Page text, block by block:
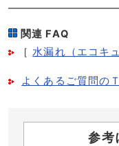
関連 FAQ
［水漏れ（エコキ
よくあるご質問の
参考